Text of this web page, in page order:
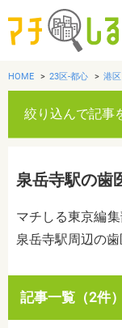
歯医者・病院
おでかけ
HOME 23区-都心 港区
絞り込んで記事
カテゴリを選ぶ
すべて グルメ
泉岳寺駅の歯
マチしる東京編
泉岳寺駅周辺の
記事一覧（2件）